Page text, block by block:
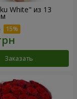
White" из 13
Заказать